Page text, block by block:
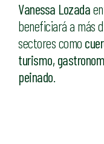
Vanessa Lozada
beneficiará a más
sectores como
turismo,
peinado.